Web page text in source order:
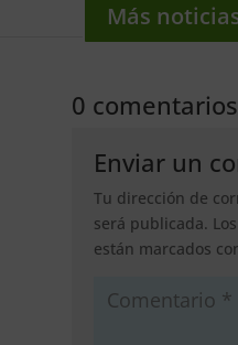
Más
0 comentarios
Enviar un
Tu dirección de
será publicada.
están marcados